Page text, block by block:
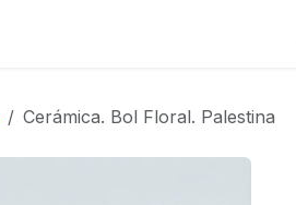
Cerámica. Bol Floral. Palestina